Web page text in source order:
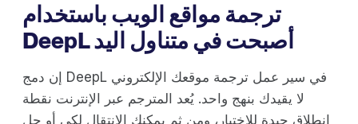
ترجمة مواقع الويب باستخدام
DeepL أصبحت في متناول اليد
إن دمج DeepL في سير عمل ترجمة موقعك الإلكتروني
لا يقيدك بنهج واحد. يُعد المترجم عبر الإنترنت نقطة
انطلاق جيدة للاختبار، ومن ثم يمكنك الانتقال لكي أو حل